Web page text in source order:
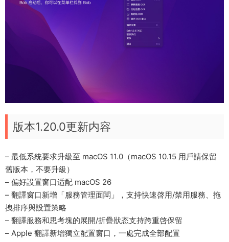
版本1.20.0更新内容
– 最低系統要求升級至 macOS 11.0（macOS 10.15 用戶請保留
舊版本，不要升級）
– 偏好設置窗口适配 macOS 26
– 翻譯窗口新增「服務管理面闆」，支持快速啓用/禁用服務、拖
拽排序與設置策略
– 翻譯服務和思考塊的展開/折疊狀态支持跨重啓保留
– Apple 翻譯新增獨立配置窗口，一處完成全部配置